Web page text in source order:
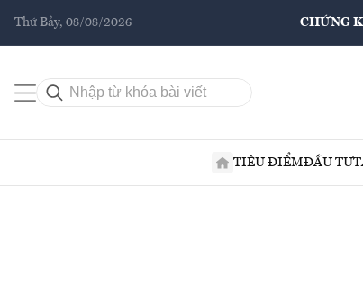
Thứ Bảy, 08/08/2026 CHỨNG
TIÊU ĐIỂMĐẦU TƯ